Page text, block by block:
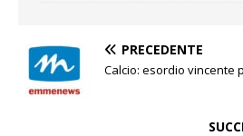
PRECEDENTE
Calcio: esordio vincente